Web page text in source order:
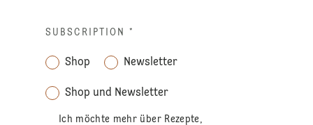
SUBSCRIPTION *
Shop Newsletter
Shop und Newsletter
Ich möchte mehr über Rezepte,